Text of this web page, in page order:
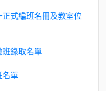
正式編班名冊及教室位
班錄取名單
名單